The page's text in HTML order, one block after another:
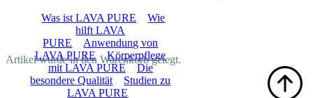
Was ist LAVA PURE
Wie
hilft LAVA
PURE
Anwendung von
LAVA PURE
Körperpflege
mit LAVA PURE
Die
besondere Qualität
Studien zu
LAVA PURE
Artikel wurde in den Warenkorb gelegt.